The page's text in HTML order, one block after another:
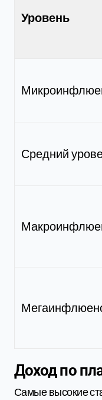
Уровень
Средний
Доход по
Самые высокие